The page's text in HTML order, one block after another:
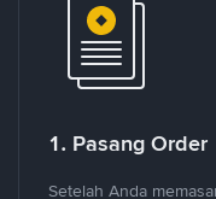
1. Pasang Order
Setelah Anda